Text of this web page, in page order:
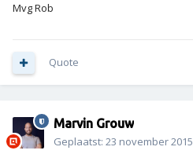
Mvg Rob
Quote
Marvin Grouw
Geplaatst: 23 november 2015